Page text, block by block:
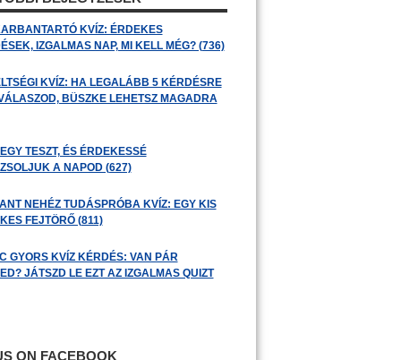
KVÍZ: ÉRDEKES
IZGALMAS NAP, MI KELL MÉG? (736)
KVÍZ: HA LEGALÁBB 5 KÉRDÉSRE
BÜSZKE LEHETSZ MAGADRA
TESZT, ÉS ÉRDEKESSÉ
A NAPOD (627)
NEHÉZ TUDÁSPRÓBA KVÍZ: EGY KIS
FEJTÖRŐ (811)
GYORS KVÍZ KÉRDÉS: VAN PÁR
JÁTSZD LE EZT AZ IZGALMAS QUIZT
ON FACEBOOK